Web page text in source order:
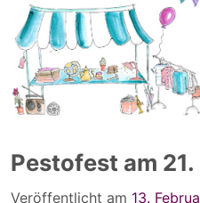
Pestofest am
Veröffentlicht am 13.